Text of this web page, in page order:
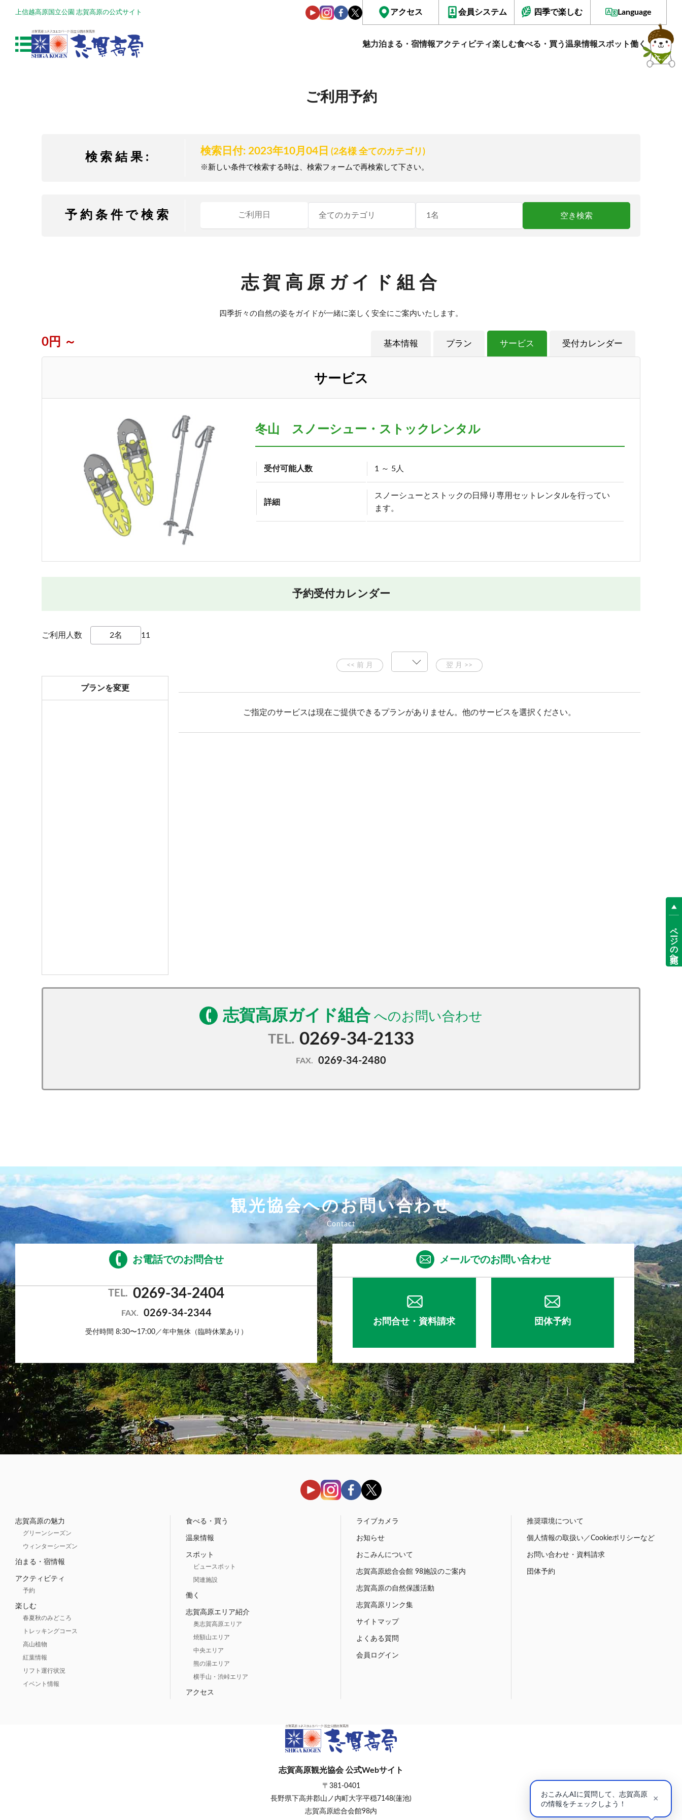
上信越高原国立公園 志賀高原の公式サイト アクセス 会員システム 四季で楽しむ Language
魅力泊まる・宿情報アクティビティ楽しむ食べる・買う温泉情報スポット働く
ご利用予約
検索結果:
検索日付: 2023年10月04日 (2名様 全てのカテゴリ)
※新しい条件で検索する時は、検索フォームで再検索して下さい。
予約条件で検索
志賀高原ガイド組合
四季折々の自然の姿をガイドが一緒に楽しく安全にご案内いたします。
0円 ～ 基本情報 プラン サービス 受付カレンダー
サービス
冬山 スノーシュー・ストックレンタル
受付可能人数 1 ～ 5人
詳細
スノーシューとストックの日帰り専用セットレンタルを行ってい
ます。
予約受付カレンダー
ご利用人数 1 1
プランを変更
ご指定のサービスは現在ご提供できるプランがありません。他のサービスを選択ください。
志賀高原ガイド組合
TEL. 0269-34-2133
FAX. 0269-34-2480
観光協会へのお問い合わせ
お電話でのお問合せ
TEL. 0269-34-2404
FAX. 0269-34-2344
受付時間 8:30〜17:00／年中無休（臨時休業あり）
メールでのお問い合わせ
お問合せ・資料請求 団体予約
志賀高原の魅力
グリーンシーズン
ウィンターシーズン
泊まる・宿情報
アクティビティ
予約
楽しむ
春夏秋のみどころ
トレッキングコース
高山植物
紅葉情報
リフト運行状況
イベント情報
食べる・買う
温泉情報
スポット
ビュースポット
関連施設
働く
志賀高原エリア紹介
奥志賀高原エリア
焼額山エリア
中央エリア
熊の湯エリア
横手山・渋峠エリア
アクセス
ライブカメラ
お知らせ
おこみんについて
志賀高原総合会館 98施設のご案内
志賀高原の自然保護活動
志賀高原リンク集
サイトマップ
よくある質問
会員ログイン
推奨環境について
個人情報の取扱い／Cookieポリシーなど
お問い合わせ・資料請求
団体予約
志賀高原観光協会 公式Webサイト
〒381-0401
長野県下高井郡山ノ内町大字平穏7148(蓮池)
志賀高原総合会館98内
ページの先頭へ